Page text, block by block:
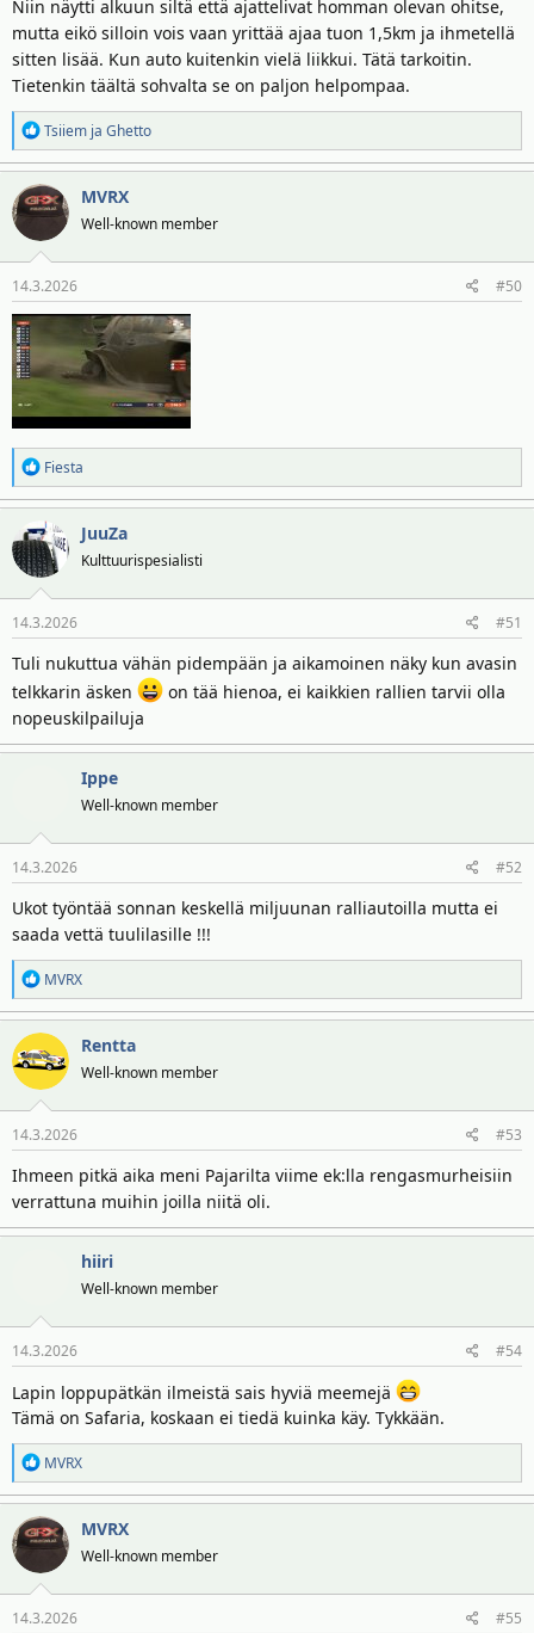
Niin näytti alkuun siltä että ajattelivat homman olevan ohitse,
mutta eikö silloin vois vaan yrittää ajaa tuon 1,5km ja ihmetellä
sitten lisää. Kun auto kuitenkin vielä liikkui. Tätä tarkoitin.
Tietenkin täältä sohvalta se on paljon helpompaa.
R
e
a
k
t
i
o
t
:
Tsiiem ja Ghetto
MVRX
Well-known member
14.3.2026 #50
R
e
a
k
t
i
o
t
Fiesta
JuuZa
Kulttuurispesialisti
14.3.2026 #51
Tuli nukuttua vähän pidempään ja aikamoinen näky kun avasin
telkkarin äsken
on tää hienoa, ei kaikkien rallien tarvii olla
nopeuskilpailuja
Ippe
Well-known member
14.3.2026 #52
Ukot työntää sonnan keskellä miljuunan ralliautoilla mutta ei
saada vettä tuulilasille !!!
R
e
a
k
t
i
o
t
MVRX
Rentta
Well-known member
14.3.2026 #53
Ihmeen pitkä aika meni Pajarilta viime ek:lla rengasmurheisiin
verrattuna muihin joilla niitä oli.
hiiri
Well-known member
14.3.2026 #54
Lapin loppupätkän ilmeistä sais hyviä meemejä
Tämä on Safaria, koskaan ei tiedä kuinka käy. Tykkään.
R
e
a
k
t
i
o
t
MVRX
MVRX
Well-known member
14.3.2026 #55